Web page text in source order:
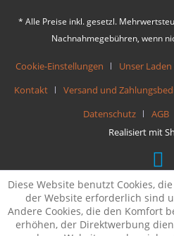
* Alle Preise inkl. gesetzl.
Nachnahmegebühren, wenn
Cookie-Einstellungen Unser
Kontakt
Versand und
Datenschutz
AGB
Realisiert mit
Diese Website benutzt Cookies,
der Website erforderlich sind
Andere Cookies, die den Komfort
erhöhen, der Direktwerbung